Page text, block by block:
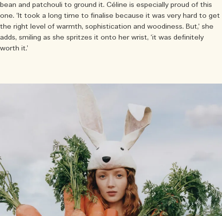
bean and patchouli to ground it. Céline is especially proud of this
one. ‘It took a long time to finalise because it was very hard to get
the right level of warmth, sophistication and woodiness. But,’ she
adds, smiling as she spritzes it onto her wrist, ‘it was definitely
worth it.’